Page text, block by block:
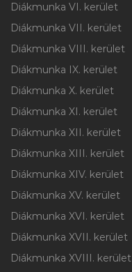
Diákmunka VI. kerület
Diákmunka VII. kerület
Diákmunka VIII. kerület
Diákmunka IX. kerület
Diákmunka X. kerület
Diákmunka XI. kerület
Diákmunka XII. kerület
Diákmunka XIII. kerület
Diákmunka XIV. kerület
Diákmunka XV. kerület
Diákmunka XVI. kerület
Diákmunka XVII. kerület
Diákmunka XVIII. kerület